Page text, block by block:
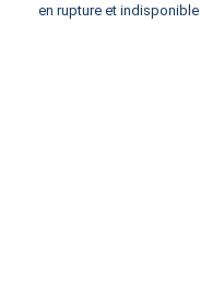
en rupture et indisponible.